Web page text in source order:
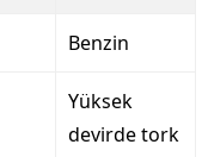
Benzin
Yüksek
devirde tork